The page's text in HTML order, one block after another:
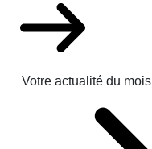
Votre actualité du mois